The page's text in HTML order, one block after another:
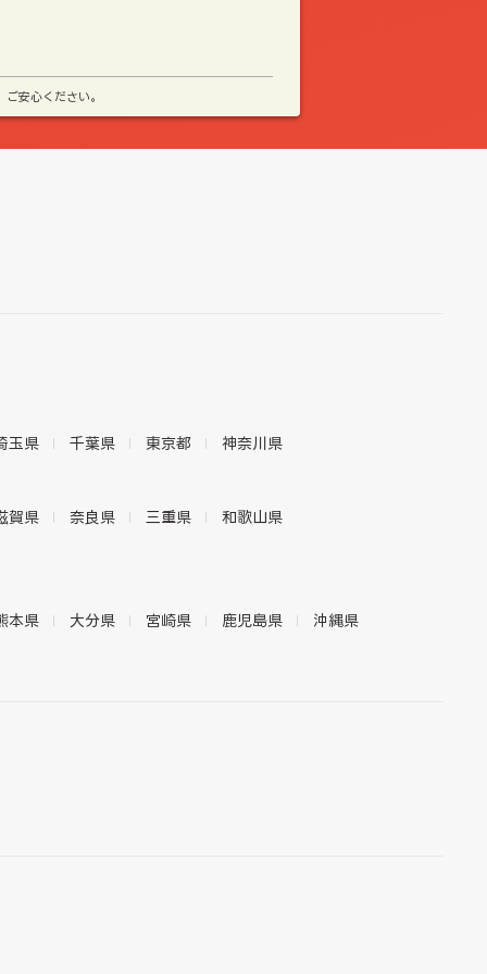
安心ください。
玉県 千葉県 東京都 神奈川県
賀県 奈良県 三重県 和歌山県
本県 大分県 宮崎県 鹿児島県 沖縄県